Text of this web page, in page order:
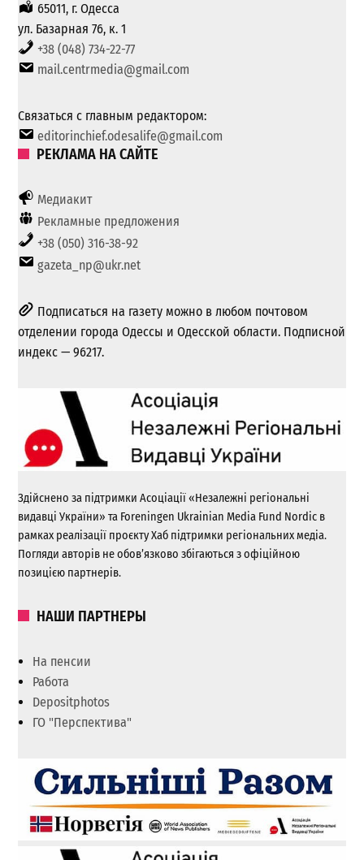
65011, г. Одесса
ул. Базарная 76, к. 1
+38 (048) 734-22-77
mail.centrmedia@gmail.com
Связаться с главным редактором:
editorinchief.odesalife@gmail.com
РЕКЛАМА НА САЙТЕ
Медиакит
Рекламные предложения
+38 (050) 316-38-92
gazeta_np@ukr.net
Подписаться на газету можно в любом почтовом
отделении города Одессы и Одесской области. Подписной
индекс — 96217.
Здійснено за підтримки Асоціації «Незалежні регіональні
видавці України» та Foreningen Ukrainian Media Fund Nordic в
рамках реалізації проєкту Хаб підтримки регіональних медіа.
Погляди авторів не обов’язково збігаються з офіційною
позицією партнерів.
НАШИ ПАРТНЕРЫ
На пенсии
Работа
Depositphotos
ГО "Перспектива"